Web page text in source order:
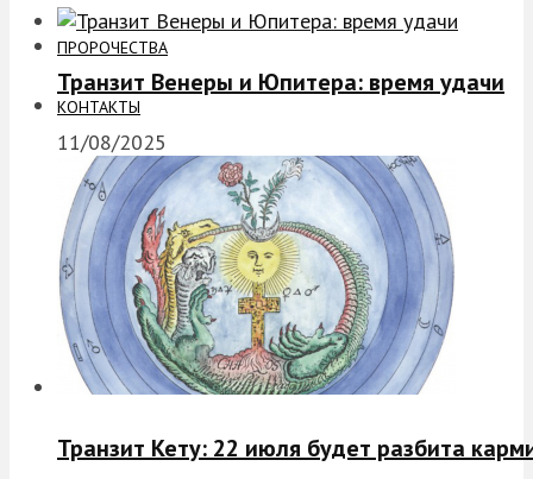
ПРОРОЧЕСТВА
КОНТАКТЫ
Транзит Венеры и Юпитера: время удачи
11/08/2025
Транзит Кету: 22 июля будет разбита